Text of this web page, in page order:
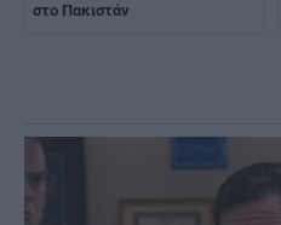
στο Πακιστάν